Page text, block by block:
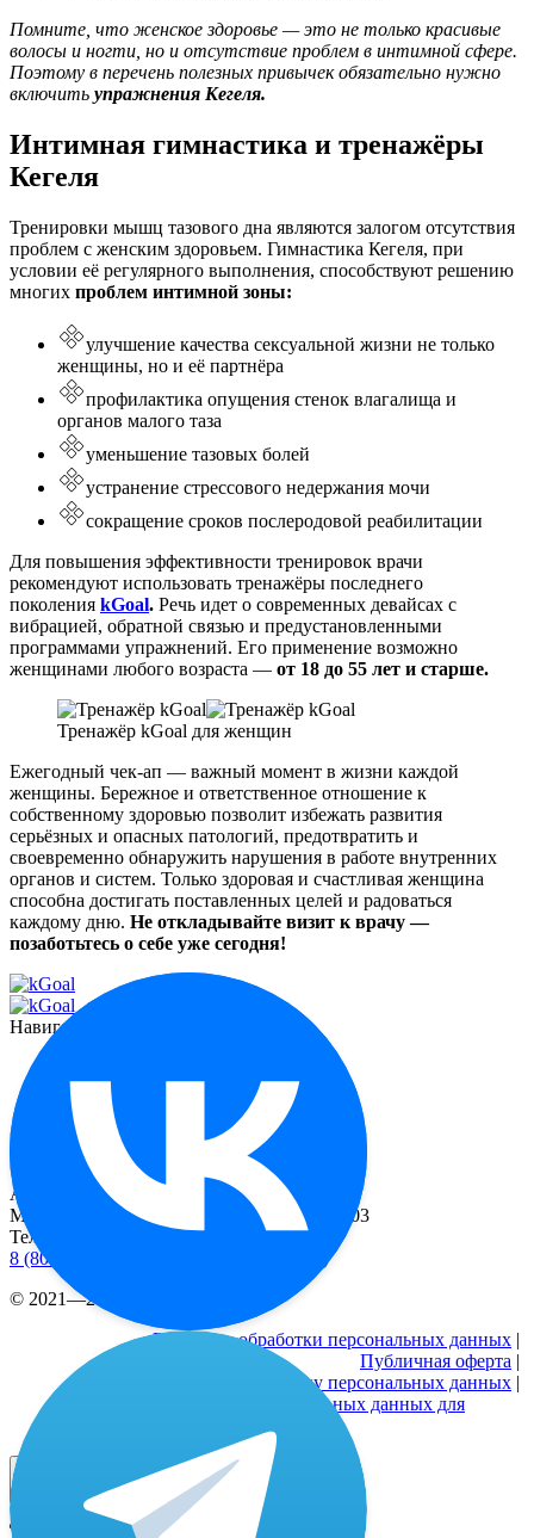
Помните, что женское здоровье — это не только красивые
волосы и ногти, но и отсутствие проблем в интимной сфере.
Поэтому в перечень полезных привычек обязательно нужно
включить упражнения Кегеля.
Интимная гимнастика и тренажёры
Кегеля
Тренировки мышц тазового дна являются залогом отсутствия
проблем с женским здоровьем. Гимнастика Кегеля, при
условии её регулярного выполнения, способствуют решению
многих проблем интимной зоны:
улучшение качества сексуальной жизни не только
женщины, но и её партнёра
профилактика опущения стенок влагалища и
органов малого таза
уменьшение тазовых болей
устранение стрессового недержания мочи
сокращение сроков послеродовой реабилитации
Для повышения эффективности тренировок врачи
рекомендуют использовать тренажёры последнего
поколения kGoal. Речь идет о современных девайсах с
вибрацией, обратной связью и предустановленными
программами упражнений. Его применение возможно
женщинами любого возраста — от 18 до 55 лет и старше.
Тренажёр kGoal для женщин
Ежегодный чек-ап — важный момент в жизни каждой
женщины. Бережное и ответственное отношение к
собственному здоровью позволит избежать развития
серьёзных и опасных патологий, предотвратить и
своевременно обнаружить нарушения в работе внутренних
органов и систем. Только здоровая и счастливая женщина
способна достигать поставленных целей и радоваться
каждому дню. Не откладывайте визит к врачу —
позаботьтесь о себе уже сегодня!
Навигация
О миостимуляторе
Отзывы
Контакты
Реквизиты
Адрес
Москва, 2-й Рощинский пр-д, д. 8, офис 603
Телефоны
8 (800) 333 24-77
© 2021—2026 |
Политика обработки персональных данных |
Публичная оферта |
Согласие на обработку персональных данных |
Согласие на обработку персональных данных для
Дополнительная скидка только 24 часа! ⌛️